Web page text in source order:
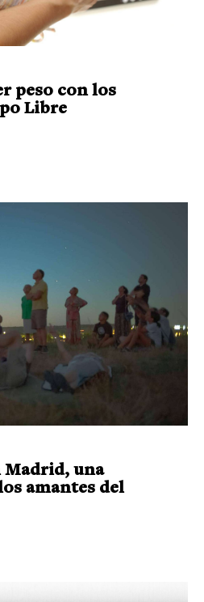
peso con los
Libre
Madrid, una
amantes del